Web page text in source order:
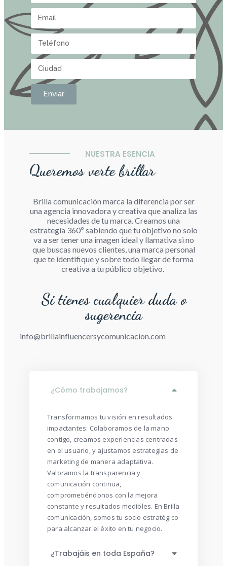
Enviar
NUESTRA ESENCIA
Queremos verte brillar
Brilla comunicación marca la diferencia por ser
una agencia innovadora y creativa que analiza las
necesidades de tu marca. Creamos una
estrategia 360º sabiendo que tu objetivo no solo
va a ser tener una imagen ideal y llamativa si no
que buscas nuevos clientes, una marca personal
que te identifique y sobre todo llegar de forma
creativa a tu público objetivo.
Si tienes cualquier duda o
sugerencia
info@brillainfluencersycomunicacion.com
¿Cómo trabajamos?
Transformamos tu visión en resultados
impactantes: Colaboramos de la mano
contigo, creamos experiencias centradas
en el usuario, y ajustamos estrategias de
marketing de manera adaptativa.
Valoramos la transparencia y
comunicación continua,
comprometiéndonos con la mejora
constante y resultados medibles. En Brilla
comunicación, somos tu socio estratégico
para alcanzar el éxito en tu negocio.
¿Trabajáis en toda España?